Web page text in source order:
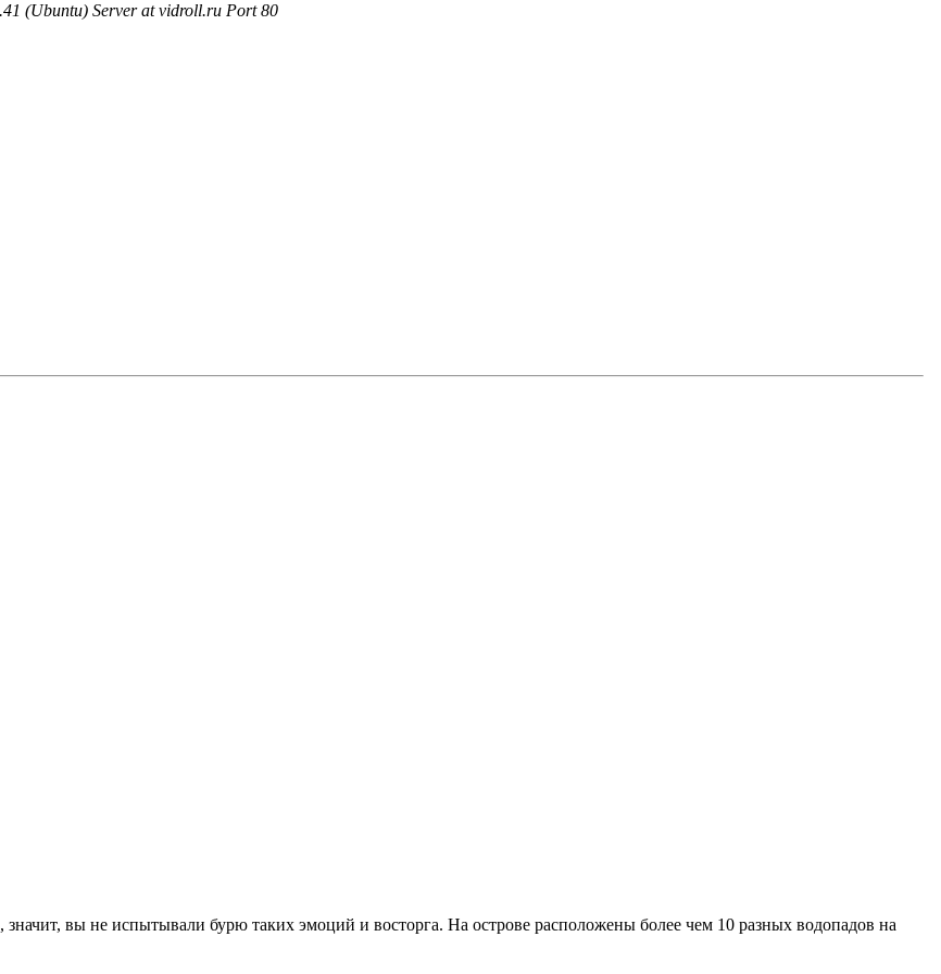
, значит, вы не испытывали бурю таких эмоций и восторга. На острове расположены более чем 10 разных водопадов на